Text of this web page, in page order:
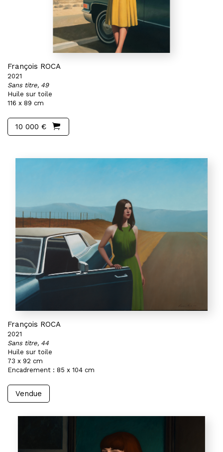
François ROCA
2021
Sans titre, 49
Huile sur toile
116 x 89 cm
10 000 €
François ROCA
2021
Sans titre, 44
Huile sur toile
73 x 92 cm
Encadrement : 85 x 104 cm
Vendue